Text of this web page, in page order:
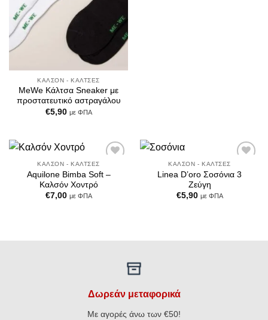
ΚΑΛΣΌΝ - ΚΆΛΤΣΕΣ
MeWe Κάλτσα Sneaker με
προστατευτικό αστραγάλου
€5,90 με ΦΠΑ
Wishlist
ΚΑΛΣΌΝ - ΚΆΛΤΣΕΣ
Aquilone Bimba Soft –
Καλσόν Χοντρό
€7,00 με ΦΠΑ
Wishlist
ΚΑΛΣΌΝ - ΚΆΛΤΣΕΣ
Linea D’oro Σοσόνια 3
Ζεύγη
€5,90 με ΦΠΑ
Δωρεάν μεταφορικά
Με αγορές άνω των €50!